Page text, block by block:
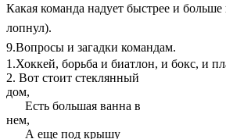
Какая команда надует быстрее и
лопнул).
9.Вопросы и загадки командам.
1.Хоккей, борьба и биатлон, и бокс, и
2. Вот стоит стеклянный
дом,
Есть большая ванна в
нем,
А еще под крышу